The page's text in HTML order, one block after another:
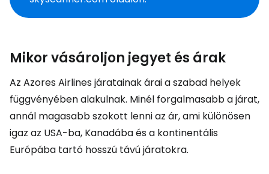
Mikor vásároljon jegyet és árak
Az Azores Airlines járatainak árai a szabad helyek
függvényében alakulnak. Minél forgalmasabb a járat,
annál magasabb szokott lenni az ár, ami különösen
igaz az USA-ba, Kanadába és a kontinentális
Európába tartó hosszú távú járatokra.